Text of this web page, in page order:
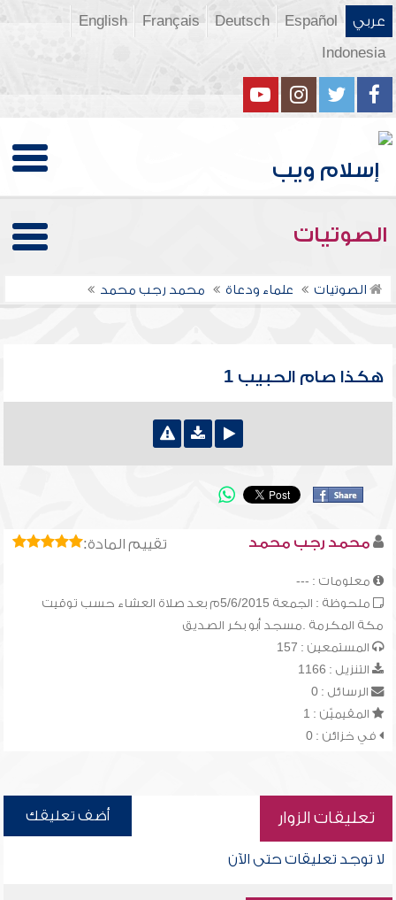
عربي Español
Deutsch
Français
English
Indonesia
الصوتيات
الصوتيات علماء ودعاة محمد رجب محمد
هكذا صام الحبيب 1
تقييم المادة: محمد رجب محمد
معلومات : ---
ملحوظة : الجمعة 5/6/2015م بعد صلاة العشاء حسب توقيت
مكة المكرمة .مسجد أبو بكر الصديق
المستمعين : 157
التنزيل : 1166
الرسائل : 0
المقيميّن : 1
في خزائن : 0
تعليقات الزوار أضف تعليقك
لا توجد تعليقات حتى الآن